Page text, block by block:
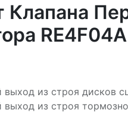
Клапана
из строя дисков
из строя